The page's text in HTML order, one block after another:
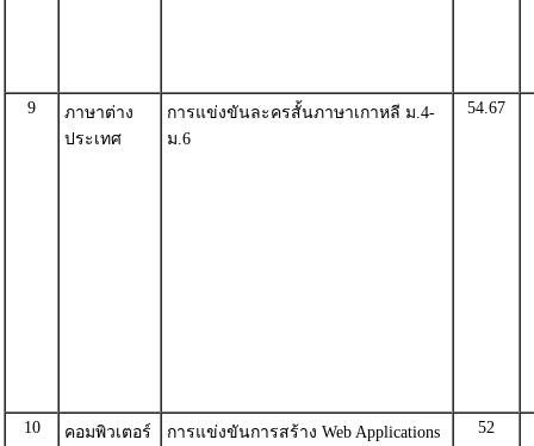
9
ภาษาต่าง
ประเทศ
การแข่งขันละครสั้นภาษาเกาหลี ม.4-
ม.6
54.67
10 คอมพิวเตอร์
การแข่งขันการสร้าง Web Applications
52